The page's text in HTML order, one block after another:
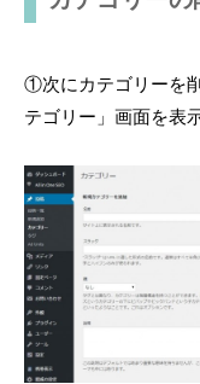
①次にカテゴリーを
テゴリー」画面を表